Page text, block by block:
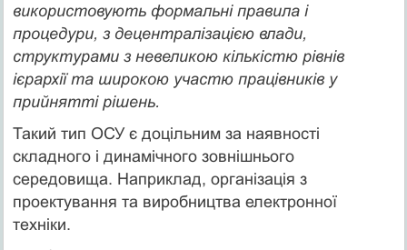
використовують формальні правила і
процедури, з децентралізацією влади,
структурами з невеликою кількістю рівнів
ієрархії та широкою участю працівників у
прийнятті рішень.
Такий тип ОСУ є доцільним за наявності
складного і динамічного зовнішнього
середовища. Наприклад, організація з
проектування та виробництва електронної
техніки.